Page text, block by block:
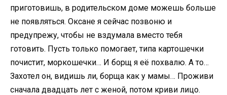
приготовишь, в родительском доме можешь больше
не появляться. Оксане я сейчас позвоню и
предупрежу, чтобы не вздумала вместо тебя
готовить. Пусть только помогает, типа картошечки
почистит, моркошечки… И борщ я её похвалю. А то…
Захотел он, видишь ли, борща как у мамы… Проживи
сначала двадцать лет с женой, потом криви лицо.